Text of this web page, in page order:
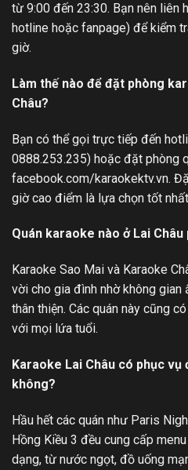
từ 9:00 đến 23:30. Bạn nên liên
hotline hoặc fanpage) để kiểm
giờ.
Làm thế nào để đặt phòng
Châu?
Bạn có thể gọi trực tiếp đến
0888.253.235) hoặc đặt phòng
facebook.com/karaokektv.vn.
giờ cao điểm là lựa chọn tốt
Quán karaoke nào ở Lai
Karaoke Sao Mai và Karaoke
vời cho gia đình nhờ không gian
thân thiện. Các quán này cũng
với mọi lứa tuổi.
Karaoke Lai Châu có phục vụ
không?
Hầu hết các quán như Paris
Hồng Kiều 3 đều cung cấp
dạng, từ nước ngọt, đồ uống